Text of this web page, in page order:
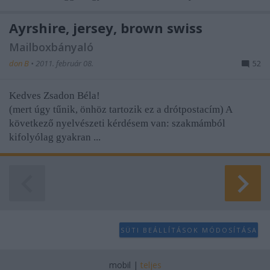
Ayrshire, jersey, brown swiss
Mailboxbányaló
don B • 2011. február 08. 52
Kedves Zsadon Béla!
(mert úgy tűnik, önhöz tartozik ez a drótpostacím) A
következő nyelvészeti kérdésem van: szakmámból
kifolyólag gyakran ...
SÜTI BEÁLLÍTÁSOK MÓDOSÍTÁSA
mobil | teljes